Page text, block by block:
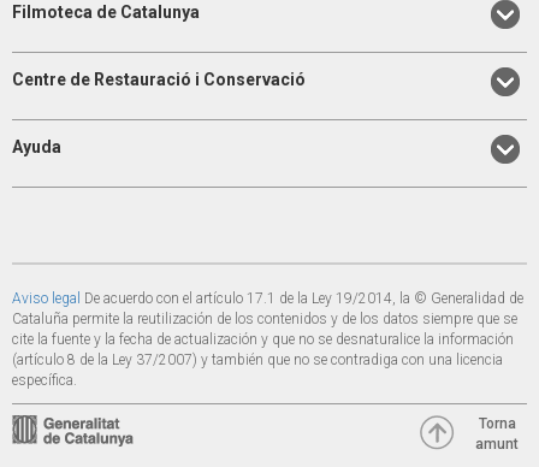
Filmoteca de Catalunya
Centre de Restauració i Conservació
Ayuda
Aviso legal De acuerdo con el artículo 17.1 de la Ley 19/2014, la © Generalidad de
Cataluña permite la reutilización de los contenidos y de los datos siempre que se
cite la fuente y la fecha de actualización y que no se desnaturalice la información
(artículo 8 de la Ley 37/2007) y también que no se contradiga con una licencia
específica.
Torna
amunt